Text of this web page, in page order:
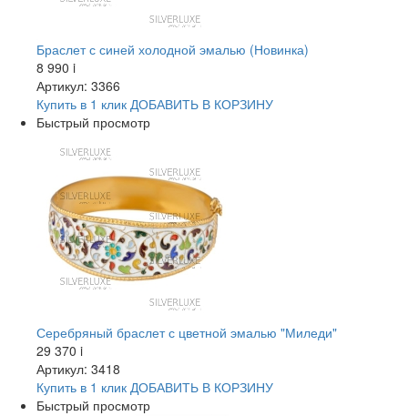
Браслет с синей холодной эмалью (Новинка)
8 990 i
Артикул: 3366
Купить в 1 клик ДОБАВИТЬ В КОРЗИНУ
Быстрый просмотр
Серебряный браслет с цветной эмалью "Миледи"
29 370 i
Артикул: 3418
Купить в 1 клик ДОБАВИТЬ В КОРЗИНУ
Быстрый просмотр